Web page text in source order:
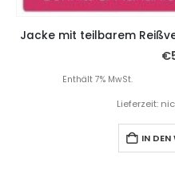
Jacke mit teilbarem
€
Enthält 7% MwSt.
Lieferzeit:
IN DEN